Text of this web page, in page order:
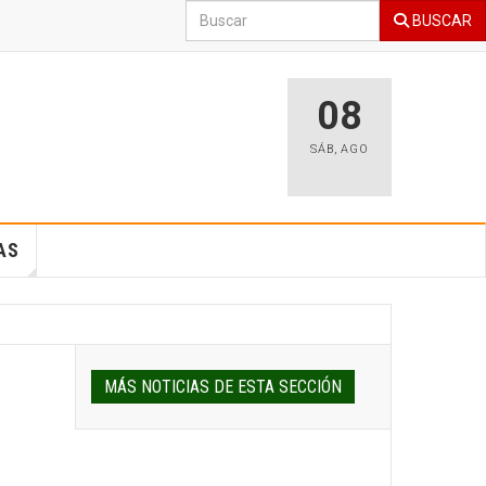
BUSCAR
08
SÁB, AGO
MÁS NOTICIAS DE ESTA SECCIÓN